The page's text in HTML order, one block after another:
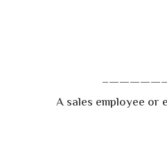
A sales employee or